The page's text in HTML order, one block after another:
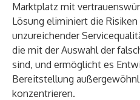
Marktplatz mit
Lösung eliminiert die
unzureichender
die mit der Auswahl der
sind, und ermöglicht es
Bereitstellung
konzentrieren.